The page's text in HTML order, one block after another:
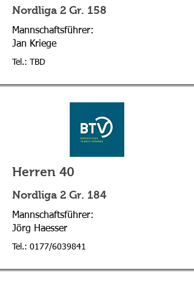
Nordliga 2 Gr. 158
Mannschaftsführer:
Jan Kriege
Tel.: TBD
Herren 40
Nordliga 2 Gr. 184
Mannschaftsführer:
Jörg Haesser
Tel.: 0177/6039841